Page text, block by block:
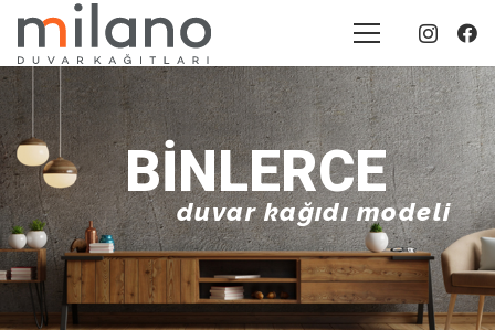
BINLERCE
duvar kağıdı modeli